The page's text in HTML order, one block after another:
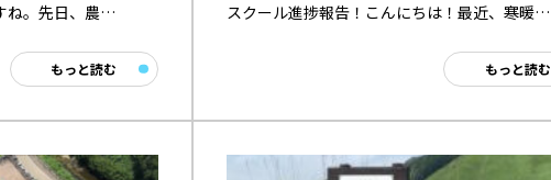
ね。先日、農…
もっと読む
スクール進捗報告！こんにちは！最近、寒暖…
もっと読む